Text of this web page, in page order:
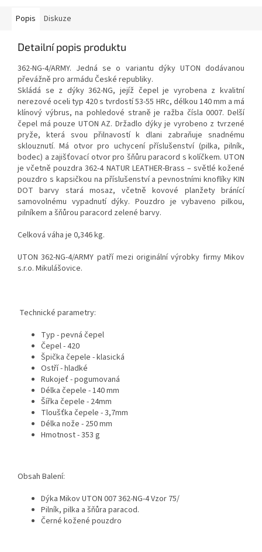
Popis Diskuze
Detailní popis produktu
362-NG-4/ARMY. Jedná se o variantu dýky UTON dodávanou
převážně pro armádu České republiky.
Skládá se z dýky 362-NG, jejíž čepel je vyrobena z kvalitní
nerezové oceli typ 420 s tvrdostí 53-55 HRc, délkou 140 mm a má
klínový výbrus, na pohledové straně je ražba čísla 0007. Delší
čepel má pouze UTON AZ. Držadlo dýky je vyrobeno z tvrzené
pryže, která svou přilnavostí k dlani zabraňuje snadnému
sklouznutí. Má otvor pro uchycení příslušenství (pilka, pilník,
bodec) a zajišťovací otvor pro šňůru paracord s kolíčkem. UTON
je včetně pouzdra 362-4 NATUR LEATHER-Brass – světlé kožené
pouzdro s kapsičkou na příslušenství a pevnostními knoflíky KIN
DOT barvy stará mosaz, včetně kovové planžety bránící
samovolnému vypadnutí dýky. Pouzdro je vybaveno pilkou,
pilníkem a šňůrou paracord zelené barvy.
Celková váha je 0,346 kg.
UTON 362-NG-4/ARMY patří mezi originální výrobky firmy Mikov
s.r.o. Mikulášovice.
Technické parametry:
Typ - pevná čepel
Čepel - 420
Špička čepele - klasická
Ostří - hladké
Rukojeť - pogumovaná
Délka čepele - 140 mm
Šířka čepele - 24mm
Tloušťka čepele - 3,7mm
Délka nože - 250 mm
Hmotnost - 353 g
Obsah Balení:
Dýka Mikov UTON 007 362-NG-4 Vzor 75/
Pilník, pilka a šňůra paracod.
Černé kožené pouzdro